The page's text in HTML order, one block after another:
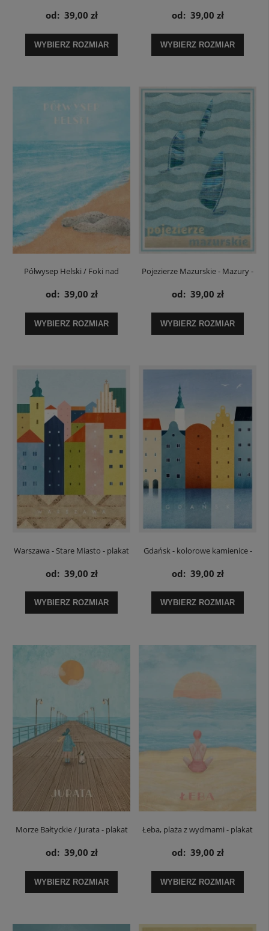
od: 39,00 zł
WYBIERZ ROZMIAR
plakat
od: 39,00 zł
WYBIERZ ROZMIAR
Półwysep Helski / Foki nad
Morzem Bałtyckim - plakat
od: 39,00 zł
WYBIERZ ROZMIAR
Pojezierze Mazurskie - Mazury -
plakat
od: 39,00 zł
WYBIERZ ROZMIAR
Warszawa - Stare Miasto - plakat
od: 39,00 zł
WYBIERZ ROZMIAR
Gdańsk - kolorowe kamienice -
plakat
od: 39,00 zł
WYBIERZ ROZMIAR
Morze Bałtyckie / Jurata - plakat
od: 39,00 zł
WYBIERZ ROZMIAR
Łeba, plaża z wydmami - plakat
od: 39,00 zł
WYBIERZ ROZMIAR